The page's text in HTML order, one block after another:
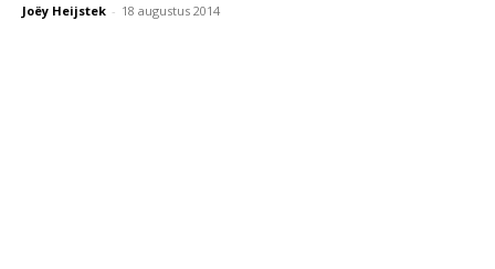
Joëy Heijstek - 18 augustus 2014